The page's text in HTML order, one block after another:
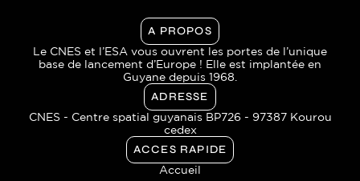
A PROPOS
Le CNES et l’ESA vous ouvrent les portes de l’unique
base de lancement d’Europe ! Elle est implantée en
Guyane depuis 1968.
ADRESSE
CNES - Centre spatial guyanais BP726 - 97387 Kourou
cedex
ACCES RAPIDE
Accueil